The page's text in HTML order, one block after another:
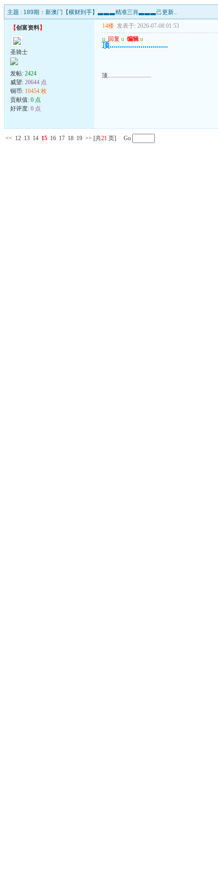
主题 : 189期：新澳门【横财到手】▃▃▃精准三肖▃▃▃己更新..
【创富资料】
圣骑士
发帖: 2424
威望: 20644 点
铜币: 10454 枚
贡献值: 0 点
好评度: 0 点
14楼 发表于: 2026-07-08 01:53
u 回复 u 编辑 u
顶..............................
顶..............................
<< 12 13 14 15 16 17 18 19 >> [共21 页] Go